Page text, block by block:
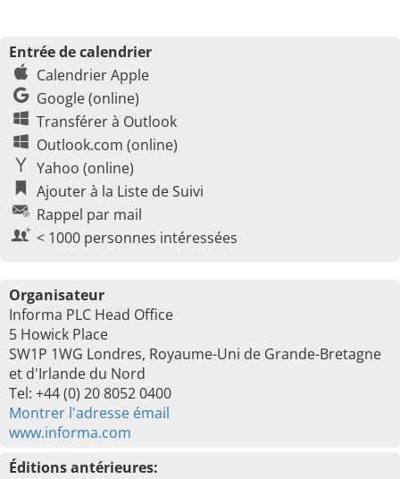
Entrée de calendrier
Calendrier Apple
Google (online)
Transférer à Outlook
Outlook.com (online)
Yahoo (online)
Ajouter à la Liste de Suivi
Rappel par mail
< 1000 personnes intéressées
Organisateur
Informa PLC Head Office
5 Howick Place
SW1P 1WG Londres, Royaume-Uni de Grande-Bretagne
et d'Irlande du Nord
Tel: +44 (0) 20 8052 0400
Montrer l'adresse émail
www.informa.com
Éditions antérieures: